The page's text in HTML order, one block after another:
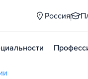
Россия